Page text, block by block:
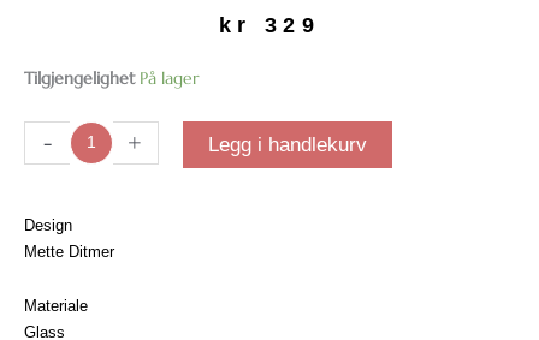
kr 329
Tilgjengelighet På lager
-
Opal
+ Legg i handlekurv
Design
Mette Ditmer
Materiale
Glass